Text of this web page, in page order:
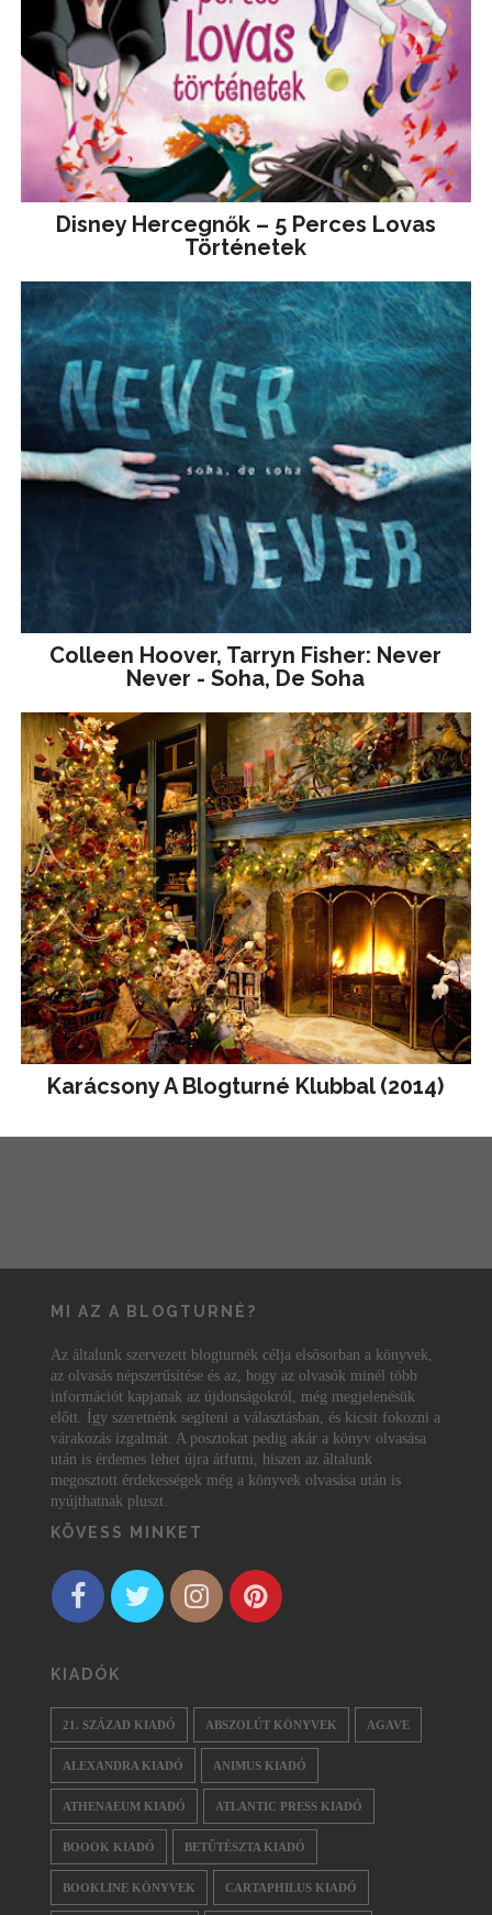
Disney ​Hercegnők – 5 Perces Lovas
Történetek
Colleen Hoover, Tarryn Fisher: Never
Never - Soha, De Soha
Karácsony A Blogturné Klubbal (2014)
MI AZ A BLOGTURNÉ?
Az általunk szervezett blogturnék célja elsősorban a könyvek,
az olvasás népszerűsítése és az, hogy az olvasók minél több
információt kapjanak az újdonságokról, még megjelenésük
előtt. Így szeretnénk segíteni a választásban, és kicsit fokozni a
várakozás izgalmát. A posztokat pedig akár a könyv olvasása
után is érdemes lehet újra átfutni, hiszen az általunk
megosztott érdekességek még a könyvek olvasása után is
nyújthatnak pluszt.
KÖVESS MINKET
KIADÓK
21. SZÁZAD KIADÓ ABSZOLÚT KÖNYVEK AGAVE
ALEXANDRA KIADÓ ANIMUS KIADÓ
ATHENAEUM KIADÓ ATLANTIC PRESS KIADÓ
BOOOK KIADÓ BETŰTÉSZTA KIADÓ
BOOKLINE KÖNYVEK CARTAPHILUS KIADÓ